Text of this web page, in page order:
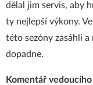
dělal jim servis, aby
ty nejlepší výkony.
této sezóny zasáhli
dopadne.
Komentář